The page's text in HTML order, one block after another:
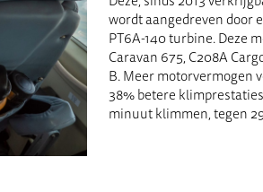
wordt aangedreven door
PT6A-140 turbine. Deze
Caravan 675, C208A
B. Meer motorvermogen
38% betere
minuut klimmen, tegen